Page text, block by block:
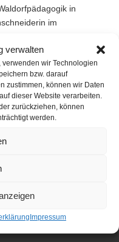
verwalten
wir Technologien
bzw. darauf
zustimmen, können wir Daten
dieser Website verarbeiten.
zurückziehen, können
werden.
Impressum
in
im
für Handarbeit